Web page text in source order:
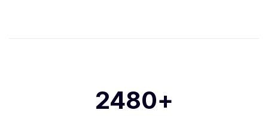
2480+